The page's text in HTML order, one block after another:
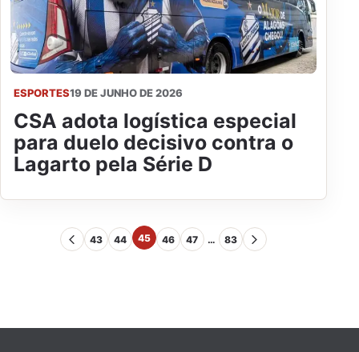
ESPORTES19 DE JUNHO DE 2026
CSA adota logística especial
para duelo decisivo contra o
Lagarto pela Série D
43 44 45 46 47 … 83